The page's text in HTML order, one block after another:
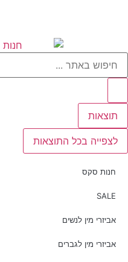
תוצאות
לצפייה בכל התוצאות
חנות סקס
SALE
אביזרי מין לנשים
אביזרי מין לגברים